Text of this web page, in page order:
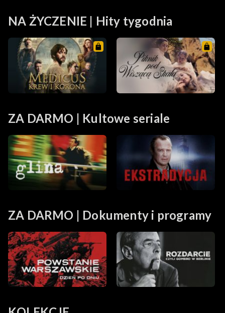
NA ŻYCZENIE | Hity tygodnia
ZA DARMO | Kultowe seriale
ZA DARMO | Dokumenty i programy